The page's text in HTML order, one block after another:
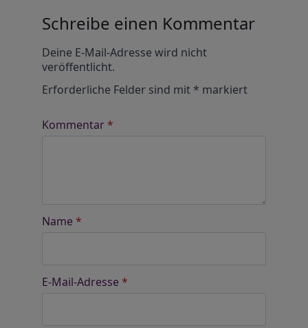
Schreibe einen Kommentar
Deine E-Mail-Adresse wird nicht
veröffentlicht.
Erforderliche Felder sind mit* markiert
Kommentar*
Name *
E-Mail-Adresse *